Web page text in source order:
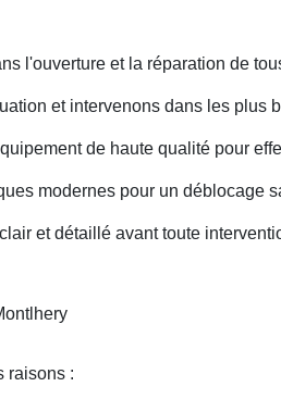
l'ouverture et la réparation de
et intervenons dans les plus
de haute qualité pour
modernes pour un déblocage
et détaillé avant toute
raisons :